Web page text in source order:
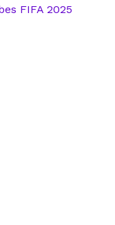
FIFA 2025